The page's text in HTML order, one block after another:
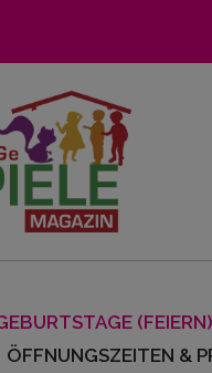
(FEIERN)
ÖFFNUNGSZEITEN &